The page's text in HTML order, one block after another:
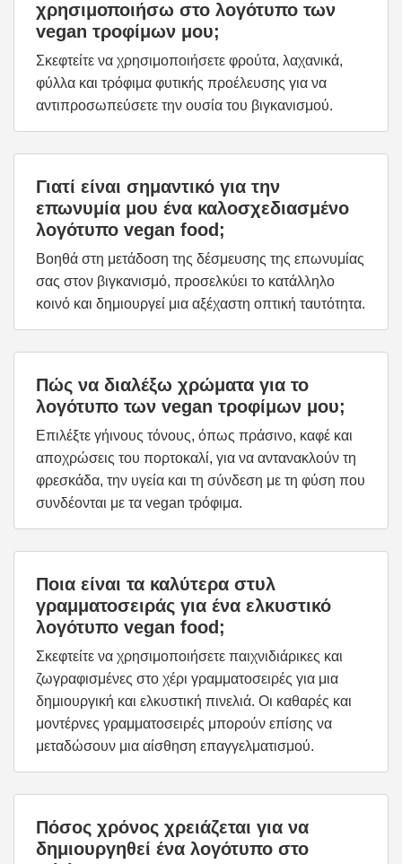
χρησιμοποιήσω στο λογότυπο των
vegan τροφίμων μου;
Σκεφτείτε να χρησιμοποιήσετε φρούτα, λαχανικά,
φύλλα και τρόφιμα φυτικής προέλευσης για να
αντιπροσωπεύσετε την ουσία του βιγκανισμού.
Γιατί είναι σημαντικό για την
επωνυμία μου ένα καλοσχεδιασμένο
λογότυπο vegan food;
Βοηθά στη μετάδοση της δέσμευσης της επωνυμίας
σας στον βιγκανισμό, προσελκύει το κατάλληλο
κοινό και δημιουργεί μια αξέχαστη οπτική ταυτότητα.
Πώς να διαλέξω χρώματα για το
λογότυπο των vegan τροφίμων μου;
Επιλέξτε γήινους τόνους, όπως πράσινο, καφέ και
αποχρώσεις του πορτοκαλί, για να αντανακλούν τη
φρεσκάδα, την υγεία και τη σύνδεση με τη φύση που
συνδέονται με τα vegan τρόφιμα.
Ποια είναι τα καλύτερα στυλ
γραμματοσειράς για ένα ελκυστικό
λογότυπο vegan food;
Σκεφτείτε να χρησιμοποιήσετε παιχνιδιάρικες και
ζωγραφισμένες στο χέρι γραμματοσειρές για μια
δημιουργική και ελκυστική πινελιά. Οι καθαρές και
μοντέρνες γραμματοσειρές μπορούν επίσης να
μεταδώσουν μια αίσθηση επαγγελματισμού.
Πόσος χρόνος χρειάζεται για να
δημιουργηθεί ένα λογότυπο στο